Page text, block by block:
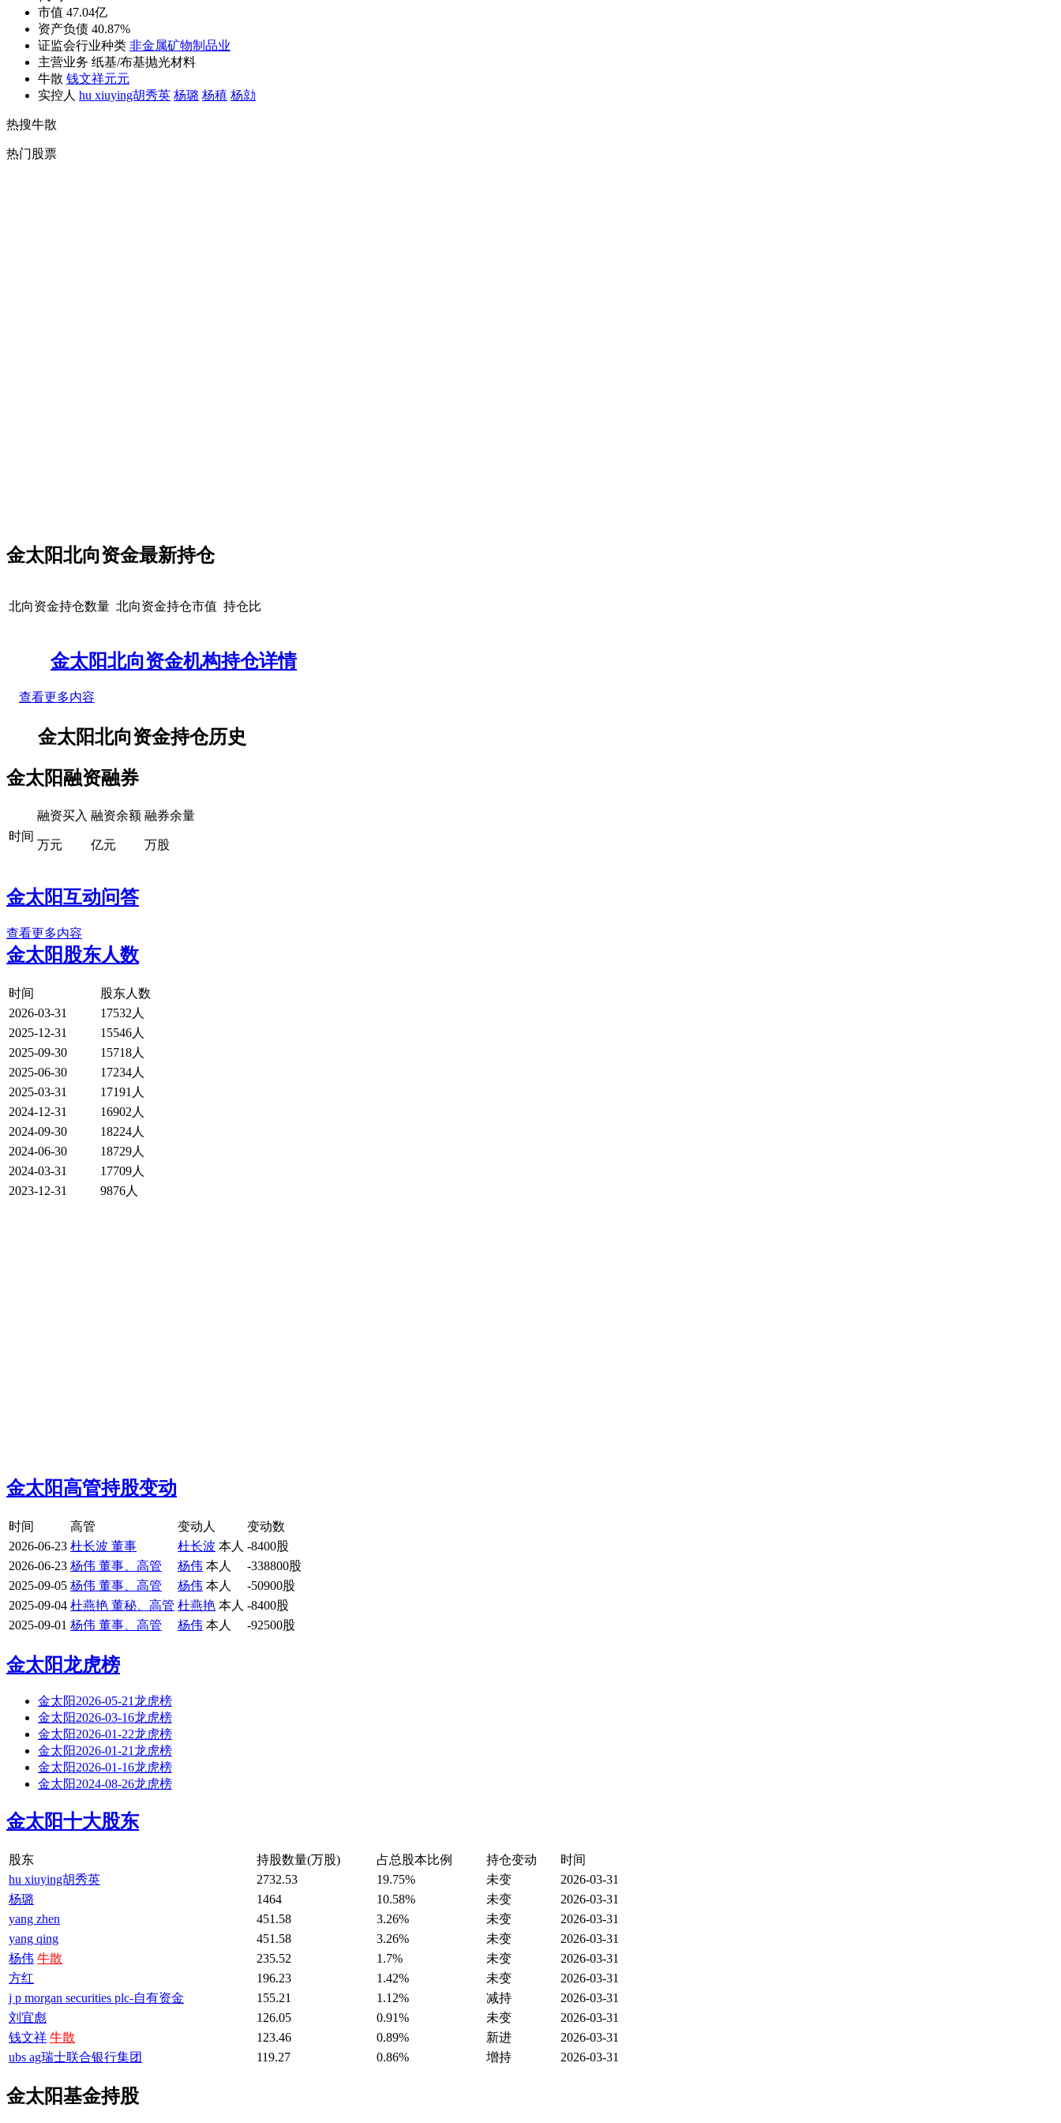
市值 47.04亿
资产负债 40.87%
证监会行业种类 非金属矿物制品业
主营业务 纸基/布基抛光材料
牛散 钱文祥元元
实控人 hu xiuying胡秀英 杨璐 杨稹 杨勍
热搜牛散
热门股票
金太阳北向资金最新持仓
北向资金持仓数量 北向资金持仓市值 持仓比
金太阳北向资金机构持仓详情
查看更多内容
金太阳北向资金持仓历史
金太阳融资融券
时间
融资买入
万元
融资余额
亿元
融券余量
万股
金太阳互动问答
查看更多内容
金太阳股东人数
时间
股东人数
2026-03-31
17532人
2025-12-31
15546人
2025-09-30
15718人
2025-06-30
17234人
2025-03-31
17191人
2024-12-31
16902人
2024-09-30
18224人
2024-06-30
18729人
2024-03-31
17709人
2023-12-31
9876人
金太阳高管持股变动
时间 高管 变动人
变动数
2026-06-23 杜长波 董事 杜长波 本人 -8400股
2026-06-23 杨伟 董事、高管 杨伟 本人
-338800股
2025-09-05 杨伟 董事、高管 杨伟 本人
-50900股
2025-09-04 杜燕艳 董秘、高管 杜燕艳 本人 -8400股
2025-09-01 杨伟 董事、高管 杨伟 本人 -92500股
金太阳龙虎榜
金太阳2026-05-21龙虎榜
金太阳2026-03-16龙虎榜
金太阳2026-01-22龙虎榜
金太阳2026-01-21龙虎榜
金太阳2026-01-16龙虎榜
金太阳2024-08-26龙虎榜
金太阳十大股东
股东 持股数量(万股) 占总股本比例 持仓变动
时间
hu xiuying胡秀英
2732.53 19.75% 未变
2026-03-31
杨璐
1464 10.58% 未变
2026-03-31
yang zhen
451.58 3.26% 未变
2026-03-31
yang qing
451.58 3.26% 未变
2026-03-31
杨伟 牛散 235.52 1.7% 未变
2026-03-31
方红
196.23 1.42% 未变
2026-03-31
j p morgan securities plc-自有资金
155.21 1.12% 减持
2026-03-31
刘宜彪
126.05 0.91% 未变
2026-03-31
钱文祥 牛散 123.46 0.89% 新进
2026-03-31
ubs ag瑞士联合银行集团
119.27 0.86% 增持 2026-03-31
金太阳基金持股